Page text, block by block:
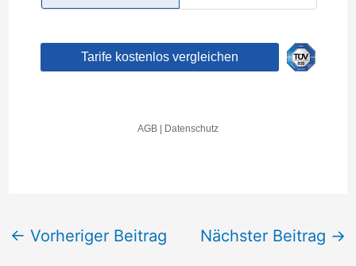
← Vorheriger Beitrag Nächster Beitrag →